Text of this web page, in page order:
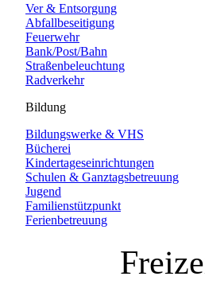
Ver & Entsorgung
Abfallbeseitigung
Feuerwehr
Bank/Post/Bahn
Straßenbeleuchtung
Radverkehr
Bildung
Bildungswerke & VHS
Bücherei
Kindertageseinrichtungen
Schulen & Ganztagsbetreuung
Jugend
Familienstützpunkt
Ferienbetreuung